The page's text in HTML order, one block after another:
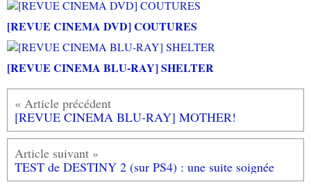
[REVUE CINEMA DVD] COUTURES
[REVUE CINEMA BLU-RAY] SHELTER
[REVUE CINEMA BLU-RAY] MOTHER!
TEST de DESTINY 2 (sur PS4) : une suite soignée